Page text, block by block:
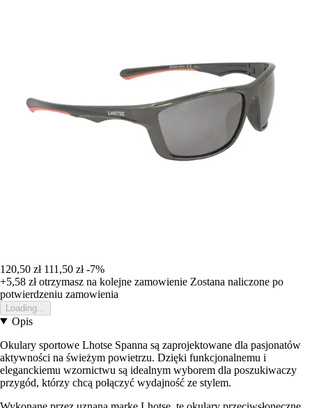
120,50 zł 111,50 zł -7%
+5,58 złotrzymasz na kolejne zamowienie Zostana naliczone po
potwierdzeniu zamowienia
Loading...
Opis
Okulary sportowe Lhotse Spanna są zaprojektowane dla pasjonatów
aktywności na świeżym powietrzu. Dzięki funkcjonalnemu i
eleganckiemu wzornictwu są idealnym wyborem dla poszukiwaczy
przygód, którzy chcą połączyć wydajność ze stylem.